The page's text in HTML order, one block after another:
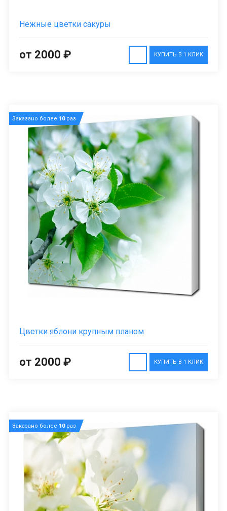
Нежные цветки сакуры
КУПИТЬ В 1 КЛИК
от 2000 ₽
Заказано более 10раз
Цветки яблони крупным планом
КУПИТЬ В 1 КЛИК
от 2000 ₽
Заказано более 10раз